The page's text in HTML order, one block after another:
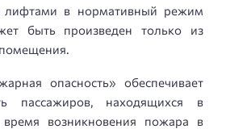
лифтами в нормативный режим
быть произведен только из
опасность» обеспечивает
пассажиров, находящихся в
возникновения пожара в